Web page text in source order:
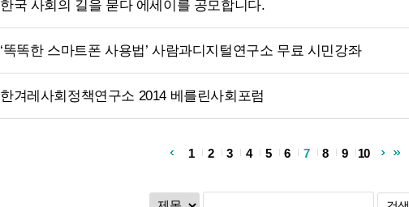
한국 사회의 길을 묻다 에세이를 공모합니다.
‘똑똑한 스마트폰 사용법’ 사람과디지털연구소 무료 시민강좌
한겨레사회정책연구소 2014 베를린사회포럼
1 2 3 4 5 6 7 8 9 10